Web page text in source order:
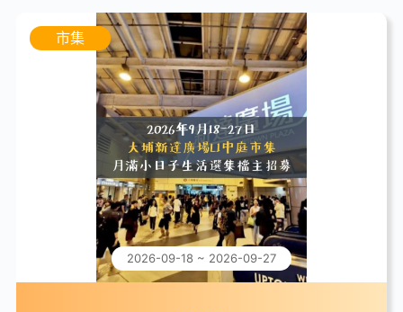
市集
2026-09-18 ~ 2026-09-27